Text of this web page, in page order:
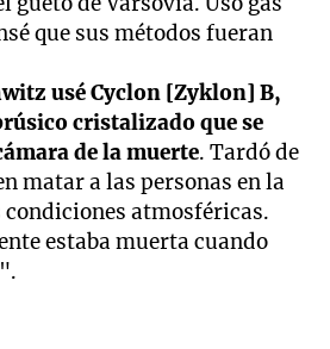
que sus métodos fueran
usé Cyclon [Zyklon] B,
cristalizado que se
de la muerte. Tardó de
matar a las personas en la
condiciones atmosféricas.
estaba muerta cuando